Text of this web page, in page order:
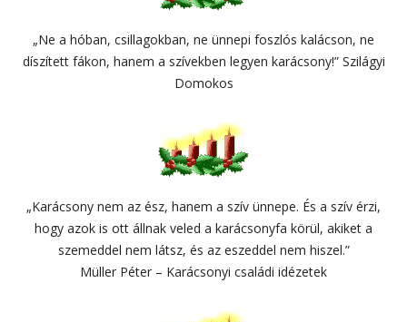
„Ne a hóban, csillagokban, ne ünnepi foszlós kalácson, ne
díszített fákon, hanem a szívekben legyen karácsony!” Szilágyi
Domokos
„Karácsony nem az ész, hanem a szív ünnepe. És a szív érzi,
hogy azok is ott állnak veled a karácsonyfa körül, akiket a
szemeddel nem látsz, és az eszeddel nem hiszel.”
Müller Péter – Karácsonyi családi idézetek